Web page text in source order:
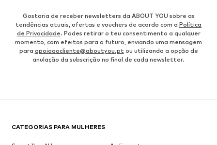
Gostaria de receber newsletters da ABOUT YOU sobre as
tendências atuais, ofertas e vouchers de acordo com a Política
de Privacidade. Podes retirar o teu consentimento a qualquer
momento, com efeitos para o futuro, enviando uma mensagem
para apoioaocliente@aboutyou.pt ou utilizando a opção de
anulação da subscrição no final de cada newsletter.
CATEGORIAS PARA MULHERES